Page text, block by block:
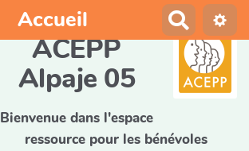
Accueil
e
c
h
e
c
ACEPP
Alpaje 05
Bienvenue dans l'espace
ressource pour les bénévoles